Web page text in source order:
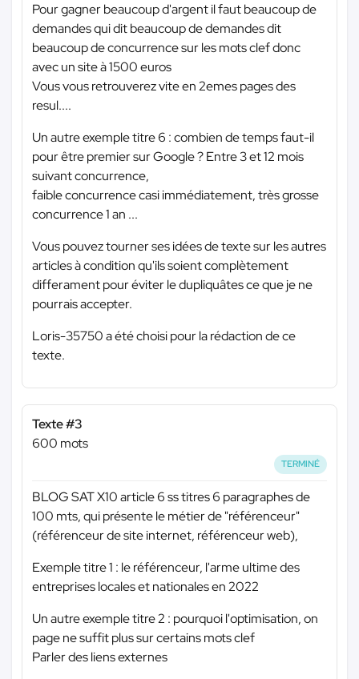
Pour gagner beaucoup d'argent il faut beaucoup de
demandes qui dit beaucoup de demandes dit
beaucoup de concurrence sur les mots clef donc
avec un site à 1500 euros
Vous vous retrouverez vite en 2emes pages des
resul....
Un autre exemple titre 6 : combien de temps faut-il
pour être premier sur Google ? Entre 3 et 12 mois
suivant concurrence,
faible concurrence casi immédiatement, très grosse
concurrence 1 an ...
Vous pouvez tourner ses idées de texte sur les autres
articles à condition qu'ils soient complètement
differament pour éviter le dupliquâtes ce que je ne
pourrais accepter.
Loris-35750 a été choisi pour la rédaction de ce
texte.
Texte #3
600 mots
TERMINÉ
BLOG SAT X10 article 6 ss titres 6 paragraphes de
100 mts, qui présente le métier de "référenceur"
(référenceur de site internet, référenceur web),
Exemple titre 1 : le référenceur, l'arme ultime des
entreprises locales et nationales en 2022
Un autre exemple titre 2 : pourquoi l'optimisation, on
page ne suffit plus sur certains mots clef
Parler des liens externes